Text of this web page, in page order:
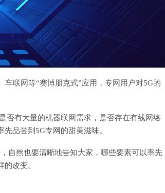
联网等“赛博朋克式”应用，专网用户对5G的
否有大量的机器联网需求，是否存在有线网络
品尝到5G专网的甜美滋味。
自然也要清晰地告知大家，哪些要素可以率先
改变。